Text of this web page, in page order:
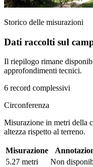
Storico delle misurazioni
Dati raccolti sul
Il riepilogo rimane
approfondimenti tecnici.
6 record complessivi
Circonferenza
Misurazione in metri della
altezza rispetto al terreno.
Misurazione
5.27 metri
Non